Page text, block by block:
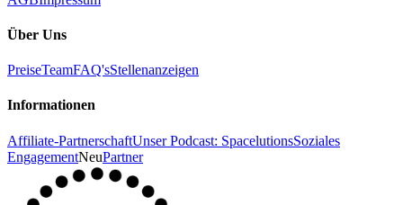
Über Uns
PreiseTeamFAQ'sStellenanzeigen
Informationen
Affiliate-PartnerschaftUnser Podcast: SpacelutionsSoziales
EngagementNeuPartner